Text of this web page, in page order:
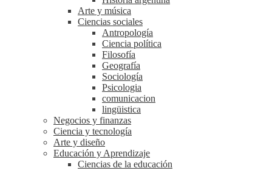
Arte y música
Ciencias sociales
Antropología
Ciencia política
Filosofía
Geografía
Sociología
Psicologia
comunicacion
lingüistica
Negocios y finanzas
Ciencia y tecnología
Arte y diseño
Educación y Aprendizaje
Ciencias de la educación